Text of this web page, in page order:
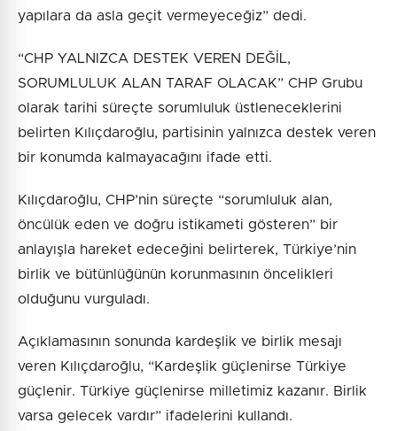
yapılara da asla geçit vermeyeceğiz” dedi.
“CHP YALNIZCA DESTEK VEREN DEĞİL,
SORUMLULUK ALAN TARAF OLACAK” CHP Grubu
olarak tarihi süreçte sorumluluk üstleneceklerini
belirten Kılıçdaroğlu, partisinin yalnızca destek veren
bir konumda kalmayacağını ifade etti.
Kılıçdaroğlu, CHP’nin süreçte “sorumluluk alan,
öncülük eden ve doğru istikameti gösteren” bir
anlayışla hareket edeceğini belirterek, Türkiye’nin
birlik ve bütünlüğünün korunmasının öncelikleri
olduğunu vurguladı.
Açıklamasının sonunda kardeşlik ve birlik mesajı
veren Kılıçdaroğlu, “Kardeşlik güçlenirse Türkiye
güçlenir. Türkiye güçlenirse milletimiz kazanır. Birlik
varsa gelecek vardır” ifadelerini kullandı.